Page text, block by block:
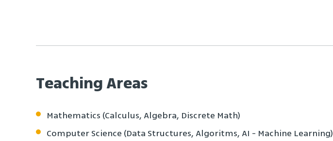
Teaching Areas
Mathematics (Calculus, Algebra, Discrete Math)
Computer Science (Data Structures, Algoritms, AI - Machine Learning)